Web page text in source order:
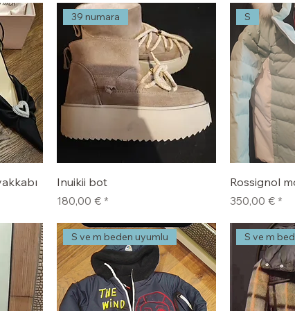
39 numara
Inuikii bot
Fiyat
180,00 €
S
Rossignol
Fiyat
350,00 €
S ve m beden uyumlu S ve m